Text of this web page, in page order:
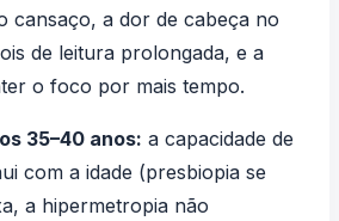
cansaço, a dor de cabeça no
de leitura prolongada, e a
o foco por mais tempo.
35–40 anos: a capacidade de
com a idade (presbiopia se
a hipermetropia não